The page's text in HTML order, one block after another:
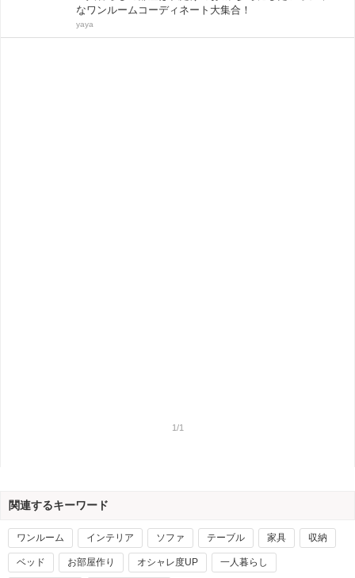
なワンルームコーディネート大集合！
yaya
1/1
関連するキーワード
ワンルーム インテリア ソファ テーブル 家具 収納
ベッド お部屋作り オシャレ度UP 一人暮らし